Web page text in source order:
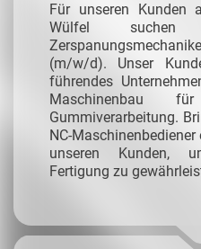
Für unseren Kunden
Wülfel
(m/w/d). Unser
führendes
Maschinenbau
Gummiverarbeitung.
NC-
unseren Kunden,
Fertigung zu